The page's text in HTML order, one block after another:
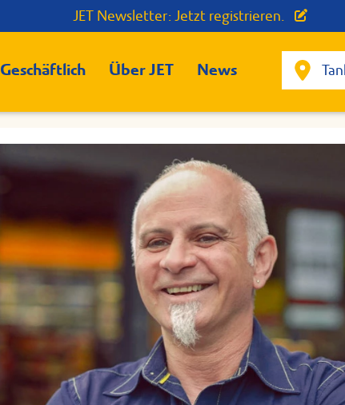
JET Newsletter: Jetzt registrieren.
Geschäftlich Über JET News